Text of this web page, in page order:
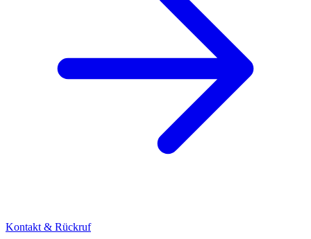
Kontakt & Rückruf